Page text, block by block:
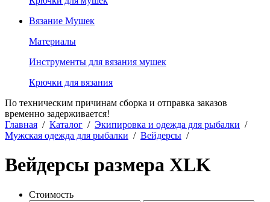
Вязание Мушек
Материалы
Инструменты для вязания мушек
Крючки для вязания
По техническим причинам сборка и отправка заказов
временно задерживается!
Главная / Каталог / Экипировка и одежда для рыбалки /
Мужская одежда для рыбалки / Вейдерсы /
Вейдерсы размера XLK
Стоимость